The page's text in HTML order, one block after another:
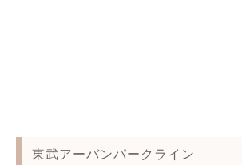
東武アーバンパークライン